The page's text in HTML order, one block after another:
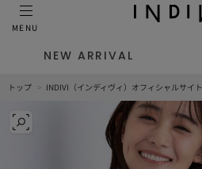
MENU
NEW ARRIVAL
トップ INDIVI（インディヴィ）オフィシャルサイト